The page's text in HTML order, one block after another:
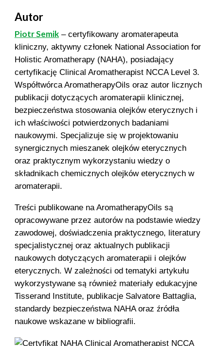
Autor
Piotr Semik – certyfikowany aromaterapeuta
kliniczny, aktywny członek National Association for
Holistic Aromatherapy (NAHA), posiadający
certyfikację Clinical Aromatherapist NCCA Level 3.
Współtwórca AromatherapyOils oraz autor licznych
publikacji dotyczących aromaterapii klinicznej,
bezpieczeństwa stosowania olejków eterycznych i
ich właściwości potwierdzonych badaniami
naukowymi. Specjalizuje się w projektowaniu
synergicznych mieszanek olejków eterycznych
oraz praktycznym wykorzystaniu wiedzy o
składnikach chemicznych olejków eterycznych w
aromaterapii.
Treści publikowane na AromatherapyOils są
opracowywane przez autorów na podstawie wiedzy
zawodowej, doświadczenia praktycznego, literatury
specjalistycznej oraz aktualnych publikacji
naukowych dotyczących aromaterapii i olejków
eterycznych. W zależności od tematyki artykułu
wykorzystywane są również materiały edukacyjne
Tisserand Institute, publikacje Salvatore Battaglia,
standardy bezpieczeństwa NAHA oraz źródła
naukowe wskazane w bibliografii.